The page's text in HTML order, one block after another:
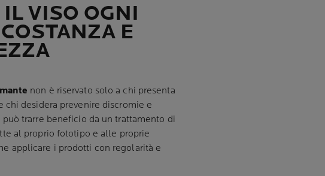
VISO OGNI
E
non è riservato solo a chi presenta
desidera prevenire discromie e
trarre beneficio da un trattamento di
al proprio fototipo e alle proprie
applicare i prodotti con regolarità e